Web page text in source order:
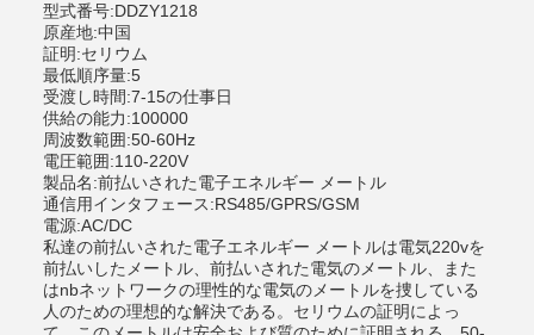
型式番号:DDZY1218
原産地:中国
証明:セリウム
最低順序量:5
受渡し時間:7-15の仕事日
供給の能力:100000
周波数範囲:50-60Hz
電圧範囲:110-220V
製品名:前払いされた電子エネルギー メートル
通信用インタフェース:RS485/GPRS/GSM
電源:AC/DC
私達の前払いされた電子エネルギー メートルは電気220vを
前払いしたメートル、前払いされた電気のメートル、また
はnbネットワークの理性的な電気のメートルを捜している
人のための理想的な解決である。セリウムの証明によっ